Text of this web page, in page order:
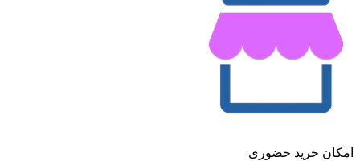
امکان خرید حضوری